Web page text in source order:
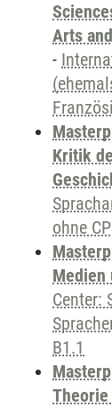
Arts
-
Kritik
ohne
Medien
Center:
B1.1
Theorie